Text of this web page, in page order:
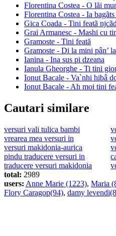
Florentina Costea - O lãi
Florentina Costea - Ia
Gica Coada - Tini featã
Grai Armanesc - Mashi cu
Gramoste - Tini feată
Gramoste - Di la mini pân’
Ianina - Ina sus pi dzeana
Ianula Gheorghe - Ti tini
Ionut Bacale - Va`nhi hibâ
Ionut Bacale - Ah moi tini
Cautari similare
versuri vali tulica bambi
vrearea mea versuri in
versuri makidonia-aurica
pindu traducere versuri in
traducere versuri makidonia
total: 2989
users: Anne Marie (1223), Maria
Flory Caragop(94), damy